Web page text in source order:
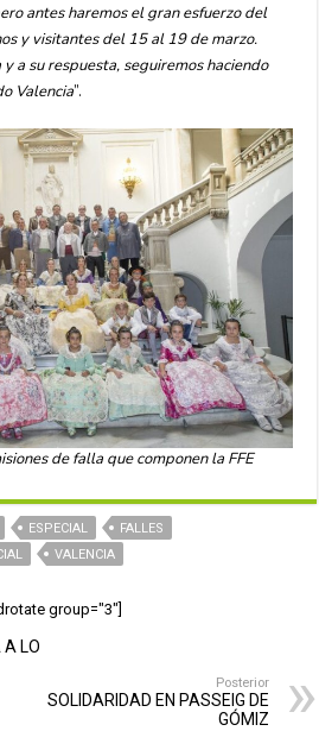
antes haremos el gran esfuerzo del
y visitantes del 15 al 19 de marzo.
a su respuesta, seguiremos haciendo
Valencia”.
de falla que componen la FFE
ESPECIAL
FALLES
VALENCIA
group="3"]
A LO
Posterior
SOLIDARIDAD EN PASSEIG DE
GÓMIZ